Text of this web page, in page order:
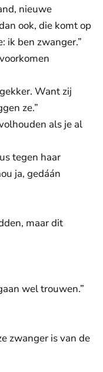
nieuwe
ook, die komt op
ik ben zwanger.”
Want zij
ze.”
als je al
tegen haar
ja, gedáán
maar dit
wel trouwen.”
zwanger is van de